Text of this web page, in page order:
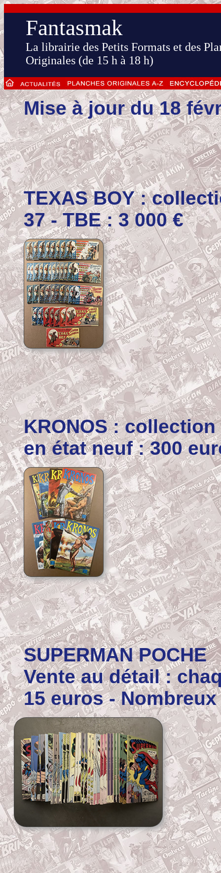
Fantasmak
La librairie des Petits Formats et des
Originales (de 15 h à 18 h)
Mise à jour du 18
TEXAS BOY :
37 - TBE : 3 000 €
KRONOS :
en état neuf :300
SUPERMAN POCHE
Vente au détail :
15 euros -